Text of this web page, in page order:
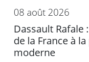
08 août 2026
Dassault
de la France à
moderne